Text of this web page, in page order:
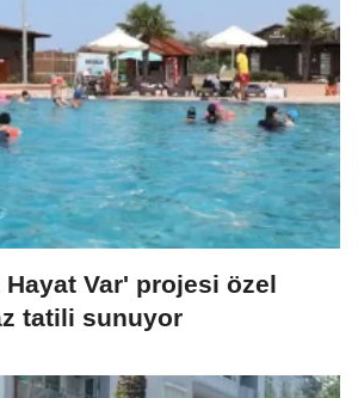
Var' projesi özel
tatili sunuyor